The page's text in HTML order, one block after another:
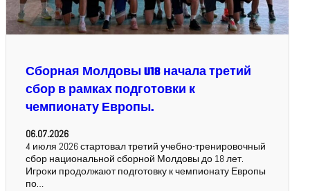
Сборная Молдовы U18 начала третий
сбор в рамках подготовки к
чемпионату Европы.
06.07.2026
4 июля 2026 стартовал третий учебно-тренировочный
сбор национальной сборной Молдовы до 18 лет.
Игроки продолжают подготовку к чемпионату Европы
по…